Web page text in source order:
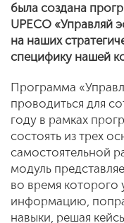
была создана
UPECO «Управляй
на наших
специфику нашей
Программа
проводиться для
году в рамках
состоять из трех
самостоятельной
модуль
во время которого
информацию,
навыки, решая